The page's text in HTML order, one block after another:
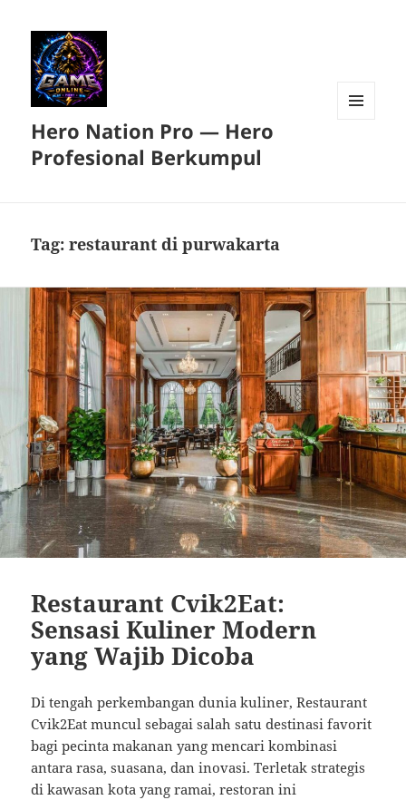
Hero Nation Pro — Hero
Profesional Berkumpul
Tag:restaurant di purwakarta
Restaurant Cvik2Eat:
Sensasi Kuliner Modern
yang Wajib Dicoba
Di tengah perkembangan dunia kuliner, Restaurant
Cvik2Eat muncul sebagai salah satu destinasi favorit
bagi pecinta makanan yang mencari kombinasi
antara rasa, suasana, dan inovasi. Terletak strategis
di kawasan kota yang ramai, restoran ini